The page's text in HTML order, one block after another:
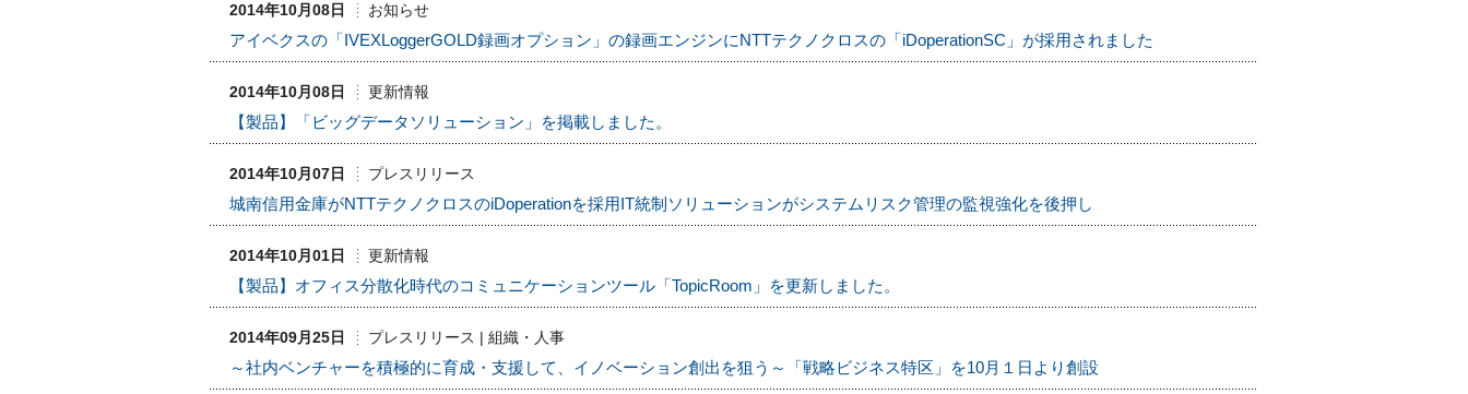
2014年10月08日 お知らせ
アイベクスの「IVEXLoggerGOLD録画オプション」の録画エンジンにNTTテクノクロスの「iDoperationSC」が採用されました
2014年10月08日 更新情報
【製品】「ビッグデータソリューション」を掲載しました。
2014年10月07日 プレスリリース
城南信用金庫がNTTテクノクロスのiDoperationを採用IT統制ソリューションがシステムリスク管理の監視強化を後押し
2014年10月01日 更新情報
【製品】オフィス分散化時代のコミュニケーションツール「TopicRoom」を更新しました。
2014年09月25日 プレスリリース | 組織・人事
～社内ベンチャーを積極的に育成・支援して、イノベーション創出を狙う～「戦略ビジネス特区」を10月１日より創設